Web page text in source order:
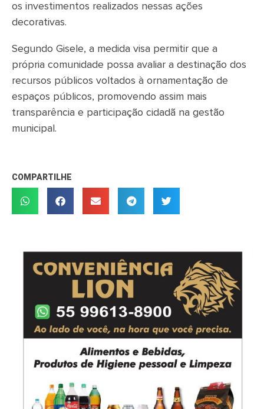
os investimentos realizados nessas ações
decorativas.
Segundo Gisele, a medida visa permitir que a
própria comunidade possa avaliar a destinação dos
recursos públicos voltados à ornamentação de
espaços públicos, promovendo assim mais
transparência e participação cidadã na gestão
municipal.
COMPARTILHE